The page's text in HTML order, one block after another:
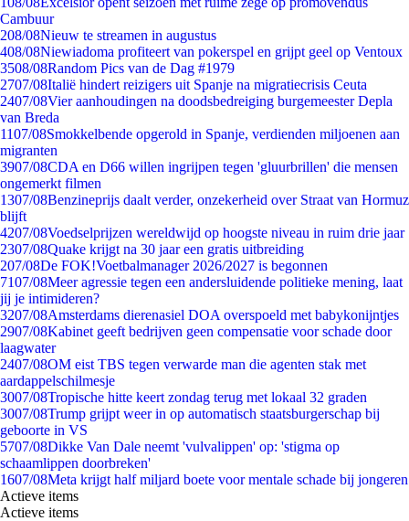
Cambuur
208/08Nieuw te streamen in augustus
408/08Niewiadoma profiteert van pokerspel en grijpt geel op Ventoux
3508/08Random Pics van de Dag #1979
2707/08Italië hindert reizigers uit Spanje na migratiecrisis Ceuta
2407/08Vier aanhoudingen na doodsbedreiging burgemeester Depla
van Breda
1107/08Smokkelbende opgerold in Spanje, verdienden miljoenen aan
migranten
3907/08CDA en D66 willen ingrijpen tegen 'gluurbrillen' die mensen
ongemerkt filmen
1307/08Benzineprijs daalt verder, onzekerheid over Straat van Hormuz
blijft
4207/08Voedselprijzen wereldwijd op hoogste niveau in ruim drie jaar
2307/08Quake krijgt na 30 jaar een gratis uitbreiding
207/08De FOK!Voetbalmanager 2026/2027 is begonnen
7107/08Meer agressie tegen een andersluidende politieke mening, laat
jij je intimideren?
3207/08Amsterdams dierenasiel DOA overspoeld met babykonijntjes
2907/08Kabinet geeft bedrijven geen compensatie voor schade door
laagwater
2407/08OM eist TBS tegen verwarde man die agenten stak met
aardappelschilmesje
3007/08Tropische hitte keert zondag terug met lokaal 32 graden
3007/08Trump grijpt weer in op automatisch staatsburgerschap bij
geboorte in VS
5707/08Dikke Van Dale neemt 'vulvalippen' op: 'stigma op
schaamlippen doorbreken'
1607/08Meta krijgt half miljard boete voor mentale schade bij jongeren
Actieve items
Actieve items